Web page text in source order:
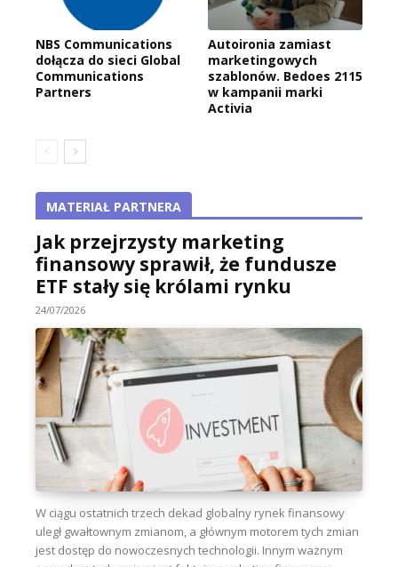
NBS Communications
dołącza do sieci Global
Communications
Partners
Autoironia zamiast
marketingowych
szablonów. Bedoes 2115
w kampanii marki
Activia
MATERIAŁ PARTNERA
Jak przejrzysty marketing
finansowy sprawił, że fundusze
ETF stały się królami rynku
24/07/2026
W ciągu ostatnich trzech dekad globalny rynek finansowy
uległ gwałtownym zmianom, a głównym motorem tych zmian
jest dostęp do nowoczesnych technologii. Innym ważnym